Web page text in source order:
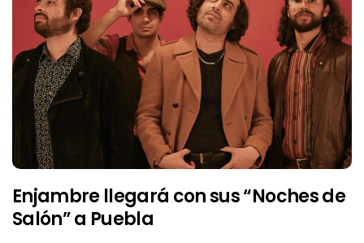
Enjambre llegará con sus “Noches de
Salón” a Puebla